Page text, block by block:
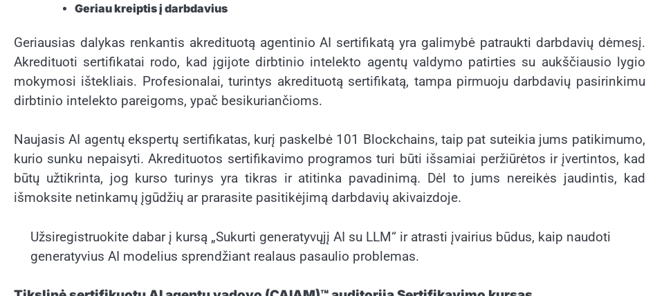
Geriau kreiptis į darbdavius
Geriausias dalykas renkantis akredituotą agentinio AI sertifikatą yra galimybė patraukti darbdavių dėmesį.
Akredituoti sertifikatai rodo, kad įgijote dirbtinio intelekto agentų valdymo patirties su aukščiausio lygio
mokymosi ištekliais. Profesionalai, turintys akredituotą sertifikatą, tampa pirmuoju darbdavių pasirinkimu
dirbtinio intelekto pareigoms, ypač besikuriančioms.
Naujasis AI agentų ekspertų sertifikatas, kurį paskelbė 101 Blockchains, taip pat suteikia jums patikimumo,
kurio sunku nepaisyti. Akredituotos sertifikavimo programos turi būti išsamiai peržiūrėtos ir įvertintos, kad
būtų užtikrinta, jog kurso turinys yra tikras ir atitinka pavadinimą. Dėl to jums nereikės jaudintis, kad
išmoksite netinkamų įgūdžių ar prarasite pasitikėjimą darbdavių akivaizdoje.
Užsiregistruokite dabar į kursą „Sukurti generatyvųjį AI su LLM“ ir atrasti įvairius būdus, kaip naudoti
generatyvius AI modelius sprendžiant realaus pasaulio problemas.